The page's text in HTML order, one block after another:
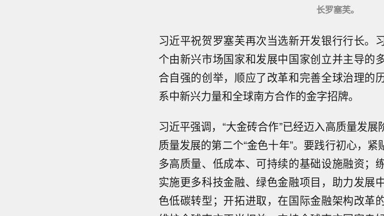
长罗塞芙。
习近平祝贺罗塞芙再次当选新开发银行行长。
个由新兴市场国家和发展中国家创立并主导的
合自强的创举，顺应了改革和完善全球治理的
系中新兴力量和全球南方合作的金字招牌。
习近平强调，“大金砖合作”已经迈入高质量发
质量发展的第二个“金色十年”。要践行初心，
多高质量、低成本、可持续的基础设施融资；
实施更多科技金融、绿色金融项目，助力发展
色低碳转型；开拓进取，在国际金融架构改革